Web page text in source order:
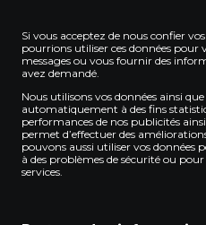
Si vous acceptez de nous confier
pourrions utiliser ces données pour
messages ou vous fournir des
avez demandé.
Nous utilisons vos données ainsi
automatiquement à des fins
performances de nos publicités
permet d’effectuer des
pouvons aussi utiliser vos données
à des problèmes de sécurité ou
services.